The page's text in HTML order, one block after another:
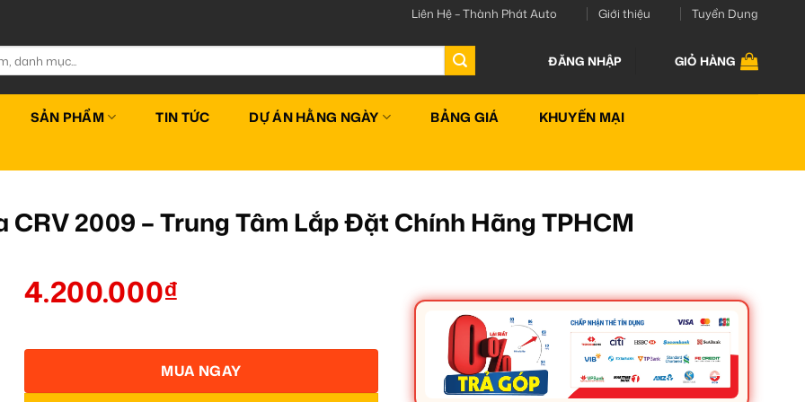
Liên Hệ – Thành Phát Auto Giới thiệu Tuyển Dụng
ĐĂNG NHẬP GIỎ HÀNG
SẢN PHẨM TIN TỨC DỰ ÁN HẰNG NGÀY BẢNG GIÁ KHUYẾN MẠI
2009 – Trung Tâm Lắp Đặt Chính Hãng TPHCM
4.200.000₫
MUA NGAY